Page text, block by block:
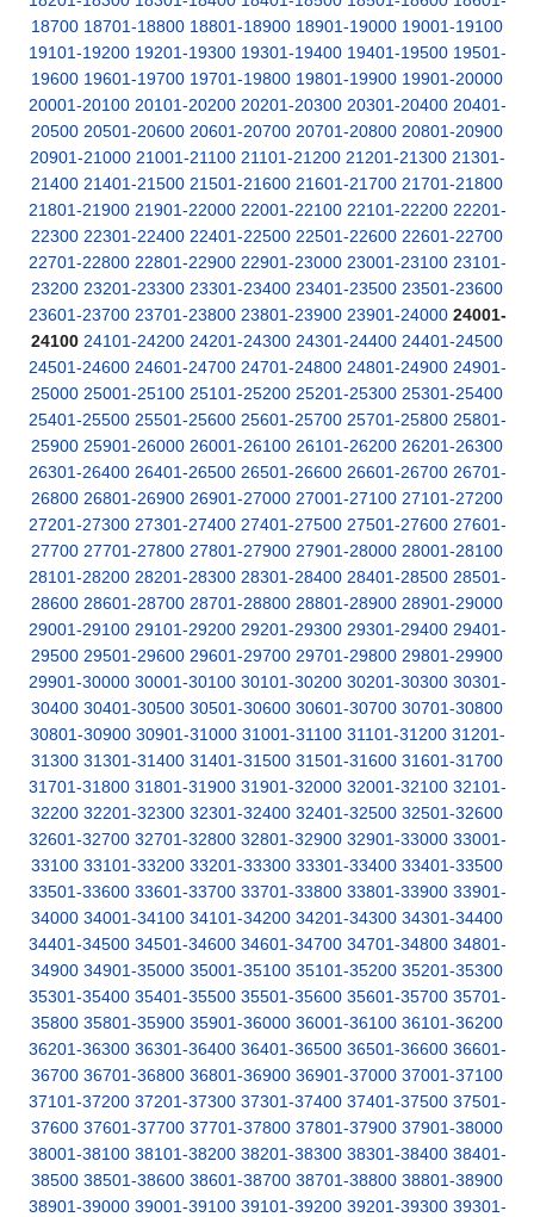
18700 18701-18800 18801-18900 18901-19000 19001-19100
19101-19200 19201-19300 19301-19400 19401-19500 19501-
19600 19601-19700 19701-19800 19801-19900 19901-20000
20001-20100 20101-20200 20201-20300 20301-20400 20401-
20500 20501-20600 20601-20700 20701-20800 20801-20900
20901-21000 21001-21100 21101-21200 21201-21300 21301-
21400 21401-21500 21501-21600 21601-21700 21701-21800
21801-21900 21901-22000 22001-22100 22101-22200 22201-
22300 22301-22400 22401-22500 22501-22600 22601-22700
22701-22800 22801-22900 22901-23000 23001-23100 23101-
23200 23201-23300 23301-23400 23401-23500 23501-23600
23601-23700 23701-23800 23801-23900 23901-24000 24001-
24100 24101-24200 24201-24300 24301-24400 24401-24500
24501-24600 24601-24700 24701-24800 24801-24900 24901-
25000 25001-25100 25101-25200 25201-25300 25301-25400
25401-25500 25501-25600 25601-25700 25701-25800 25801-
25900 25901-26000 26001-26100 26101-26200 26201-26300
26301-26400 26401-26500 26501-26600 26601-26700 26701-
26800 26801-26900 26901-27000 27001-27100 27101-27200
27201-27300 27301-27400 27401-27500 27501-27600 27601-
27700 27701-27800 27801-27900 27901-28000 28001-28100
28101-28200 28201-28300 28301-28400 28401-28500 28501-
28600 28601-28700 28701-28800 28801-28900 28901-29000
29001-29100 29101-29200 29201-29300 29301-29400 29401-
29500 29501-29600 29601-29700 29701-29800 29801-29900
29901-30000 30001-30100 30101-30200 30201-30300 30301-
30400 30401-30500 30501-30600 30601-30700 30701-30800
30801-30900 30901-31000 31001-31100 31101-31200 31201-
31300 31301-31400 31401-31500 31501-31600 31601-31700
31701-31800 31801-31900 31901-32000 32001-32100 32101-
32200 32201-32300 32301-32400 32401-32500 32501-32600
32601-32700 32701-32800 32801-32900 32901-33000 33001-
33100 33101-33200 33201-33300 33301-33400 33401-33500
33501-33600 33601-33700 33701-33800 33801-33900 33901-
34000 34001-34100 34101-34200 34201-34300 34301-34400
34401-34500 34501-34600 34601-34700 34701-34800 34801-
34900 34901-35000 35001-35100 35101-35200 35201-35300
35301-35400 35401-35500 35501-35600 35601-35700 35701-
35800 35801-35900 35901-36000 36001-36100 36101-36200
36201-36300 36301-36400 36401-36500 36501-36600 36601-
36700 36701-36800 36801-36900 36901-37000 37001-37100
37101-37200 37201-37300 37301-37400 37401-37500 37501-
37600 37601-37700 37701-37800 37801-37900 37901-38000
38001-38100 38101-38200 38201-38300 38301-38400 38401-
38500 38501-38600 38601-38700 38701-38800 38801-38900
38901-39000 39001-39100 39101-39200 39201-39300 39301-